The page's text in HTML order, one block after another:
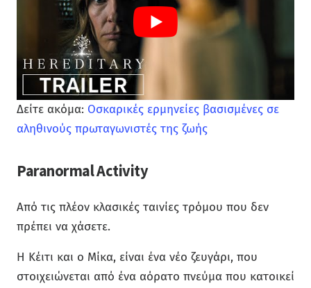
Δείτε ακόμα: Οσκαρικές ερμηνείες βασισμένες σε
αληθινούς πρωταγωνιστές της ζωής
Paranormal Activity
Από τις πλέον κλασικές ταινίες τρόμου που δεν
πρέπει να χάσετε.
Η Κέιτι και ο Μίκα, είναι ένα νέο ζευγάρι, που
στοιχειώνεται από ένα αόρατο πνεύμα που κατοικεί